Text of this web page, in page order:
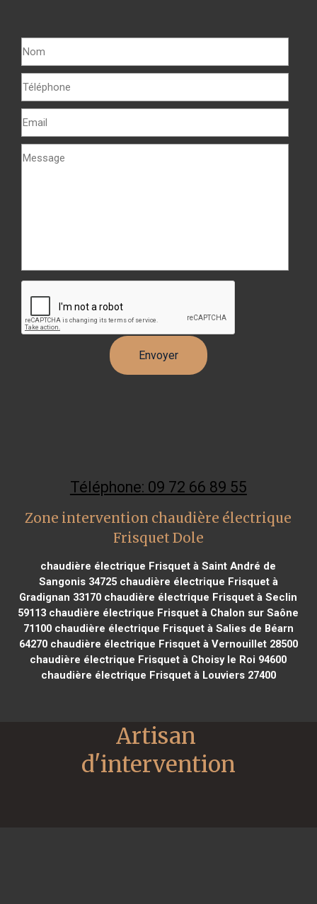
Téléphone: 09 72 66 89 55
Zone intervention chaudière électrique
Frisquet Dole
chaudière électrique Frisquet à Saint André de
Sangonis 34725chaudière électrique Frisquet à
Gradignan 33170 chaudière électrique Frisquet à Seclin
59113 chaudière électrique Frisquet à Chalon sur Saône
71100chaudière électrique Frisquet à Salies de Béarn
64270chaudière électrique Frisquet à Vernouillet 28500
chaudière électrique Frisquet à Choisy le Roi 94600
chaudière électrique Frisquet à Louviers 27400
Artisan
d'intervention